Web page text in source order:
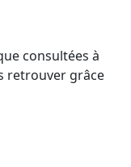
consultées à
retrouver grâce